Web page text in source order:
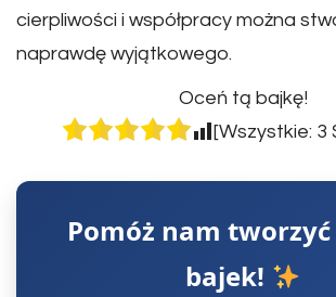
cierpliwości i współpracy można
naprawdę wyjątkowego.
Oceń tą bajkę!
[Wszystkie: 3
Pomóż nam
bajek!